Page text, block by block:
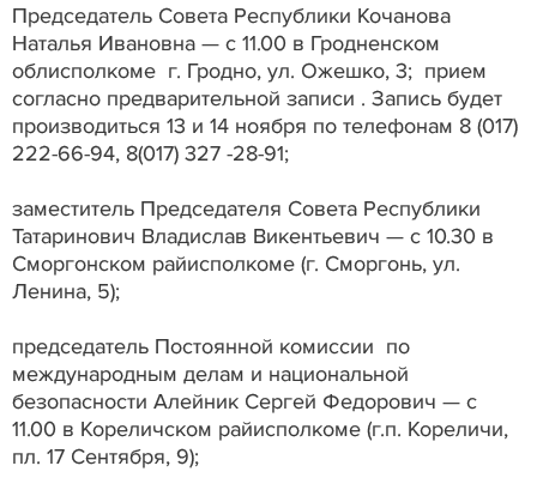
Председатель Совета Республики Кочанова
Наталья Ивановна — с 11.00 в Гродненском
облисполкоме г. Гродно, ул. Ожешко, 3; прием
согласно предварительной записи . Запись будет
производиться 13 и 14 ноября по телефонам 8 (017)
222-66-94, 8(017) 327 -28-91;
заместитель Председателя Совета Республики
Татаринович Владислав Викентьевич — с 10.30 в
Сморгонском райисполкоме (г. Сморгонь, ул.
Ленина, 5);
председатель Постоянной комиссии по
международным делам и национальной
безопасности Алейник Сергей Федорович — с
11.00 в Кореличском райисполкоме (г.п. Кореличи,
пл. 17 Сентября, 9);